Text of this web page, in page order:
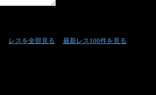
レスを全部見る 最新レス100件を見る